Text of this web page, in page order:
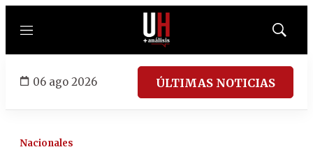
Menú
Mostrar
06 ago 2026 ÚLTIMAS NOTICIAS
Nacionales